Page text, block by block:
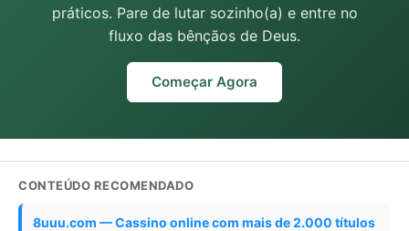
práticos. Pare de lutar sozinho(a) e entre no
fluxo das bênçãos de Deus.
Começar Agora
CONTEÚDO RECOMENDADO
8uuu.com — Cassino online com mais de 2.000 títulos